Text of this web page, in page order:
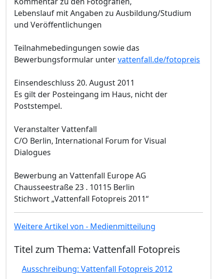
Lebenslauf mit Angaben zu Ausbildung/Studium
und Veröffentlichungen
Teilnahmebedingungen sowie das
Bewerbungsformular untervattenfall.de/fotopreis
Einsendeschluss 20. August 2011
Es gilt der Posteingang im Haus, nicht der
Poststempel.
Veranstalter Vattenfall
C/O Berlin, International Forum for Visual
Dialogues
Bewerbung an Vattenfall Europe AG
Chausseestraße 23 . 10115 Berlin
Stichwort „Vattenfall Fotopreis 2011“
Weitere Artikel von - Medienmitteilung
Titel zum Thema: Vattenfall Fotopreis
Ausschreibung: Vattenfall Fotopreis 2012